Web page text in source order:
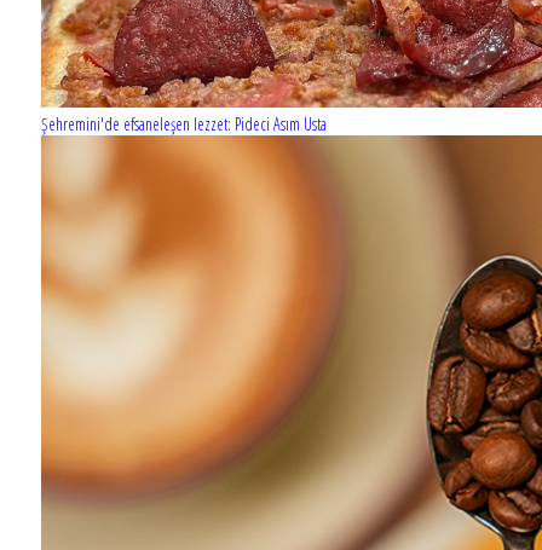
Şehremini'de efsaneleşen lezzet: Pideci Asım Usta